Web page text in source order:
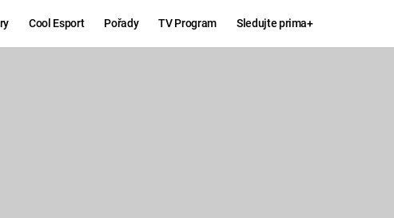
Cool Esport Pořady TV Program Sledujte prima+